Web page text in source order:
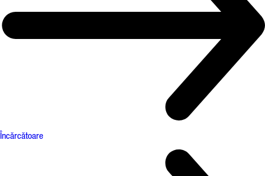
Încărcătoare